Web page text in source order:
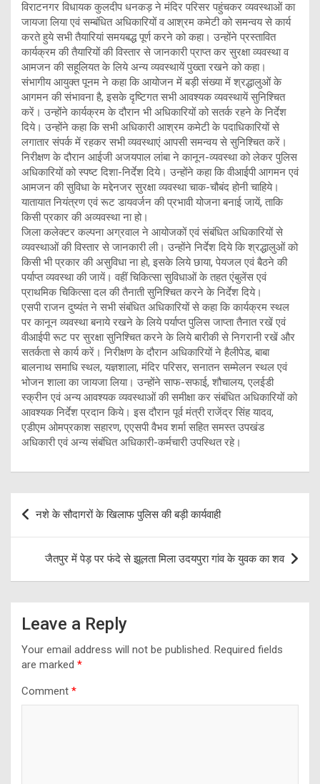
विराटनगर विधायक कुलदीप धनकड़ ने मंदिर परिसर पहुंचकर व्यवस्थाओं का
जायजा लिया एवं सम्बंधित अधिकारियों व आश्रम कमेटी को समन्वय से कार्य
करते हुये सभी तैयारियां समयबद्ध पूर्ण करने को कहा। उन्होंने प्रस्तावित
कार्यक्रम की तैयारियों की विस्तार से जानकारी प्राप्त कर सुरक्षा व्यवस्था व
आमजन की सहूलियत के लिये अन्य व्यवस्थायें पुख्ता रखने को कहा।
संभागीय आयुक्त पूनम ने कहा कि आयोजन में बड़ी संख्या में श्रद्धालुओं के
आगमन की संभावना है, इसके दृष्टिगत सभी आवश्यक व्यवस्थायें सुनिश्चित
करें। उन्होंने कार्यक्रम के दौरान भी अधिकारियों को सतर्क रहने के निर्देश
दिये। उन्होंने कहा कि सभी अधिकारी आश्रम कमेटी के पदाधिकारियों से
लगातार संपर्क में रहकर सभी व्यवस्थाएं आपसी समन्वय से सुनिश्चित करें।
निरीक्षण के दौरान आईजी अजयपाल लांबा ने कानून-व्यवस्था को लेकर पुलिस
अधिकारियों को स्पष्ट दिशा-निर्देश दिये। उन्होंने कहा कि वीआईपी आगमन एवं
आमजन की सुविधा के मद्देनजर सुरक्षा व्यवस्था चाक-चौबंद होनी चाहिये।
यातायात नियंत्रण एवं रूट डायवर्जन की प्रभावी योजना बनाई जायें, ताकि
किसी प्रकार की अव्यवस्था ना हो।
जिला कलेक्टर कल्पना अग्रवाल ने आयोजकों एवं संबंधित अधिकारियों से
व्यवस्थाओं की विस्तार से जानकारी ली। उन्होंने निर्देश दिये कि श्रद्धालुओं को
किसी भी प्रकार की असुविधा ना हो, इसके लिये छाया, पेयजल एवं बैठने की
पर्याप्त व्यवस्था की जायें। वहीं चिकित्सा सुविधाओं के तहत एंबुलेंस एवं
प्राथमिक चिकित्सा दल की तैनाती सुनिश्चित करने के निर्देश दिये।
एसपी राजन दुष्यंत ने सभी संबंधित अधिकारियों से कहा कि कार्यक्रम स्थल
पर कानून व्यवस्था बनाये रखने के लिये पर्याप्त पुलिस जाप्ता तैनात रखें एवं
वीआईपी रूट पर सुरक्षा सुनिश्चित करने के लिये बारीकी से निगरानी रखें और
सतर्कता से कार्य करें। निरीक्षण के दौरान अधिकारियों ने हैलीपेड, बाबा
बालनाथ समाधि स्थल, यज्ञशाला, मंदिर परिसर, सनातन सम्मेलन स्थल एवं
भोजन शाला का जायजा लिया। उन्होंने साफ-सफाई, शौचालय, एलईडी
स्क्रीन एवं अन्य आवश्यक व्यवस्थाओं की समीक्षा कर संबंधित अधिकारियों को
आवश्यक निर्देश प्रदान किये। इस दौरान पूर्व मंत्री राजेंद्र सिंह यादव,
एडीएम ओमप्रकाश सहारण, एएसपी वैभव शर्मा सहित समस्त उपखंड
अधिकारी एवं अन्य संबंधित अधिकारी-कर्मचारी उपस्थित रहे।
Post
navigation
नशे के सौदागरों के खिलाफ पुलिस की बड़ी कार्यवाही
जैतपुर में पेड़ पर फंदे से झूलता मिला उदयपुरा गांव के युवक का शव
Leave a Reply
Your email address will not be published. Required fields
are marked *
Comment *